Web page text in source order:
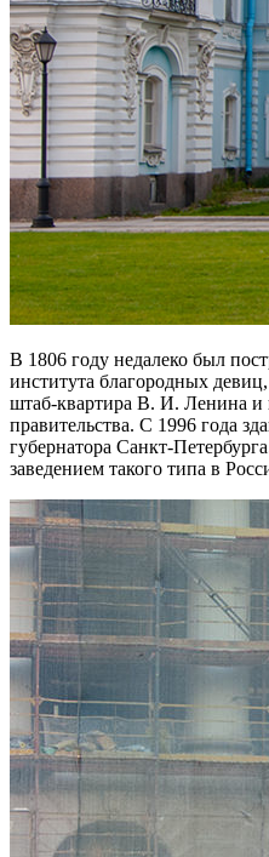
В 1806 году недалеко был
института благородных
штаб-квартира В. И. Ленина и
правительства. С 1996 года
губернатора Санкт-
заведением такого типа в